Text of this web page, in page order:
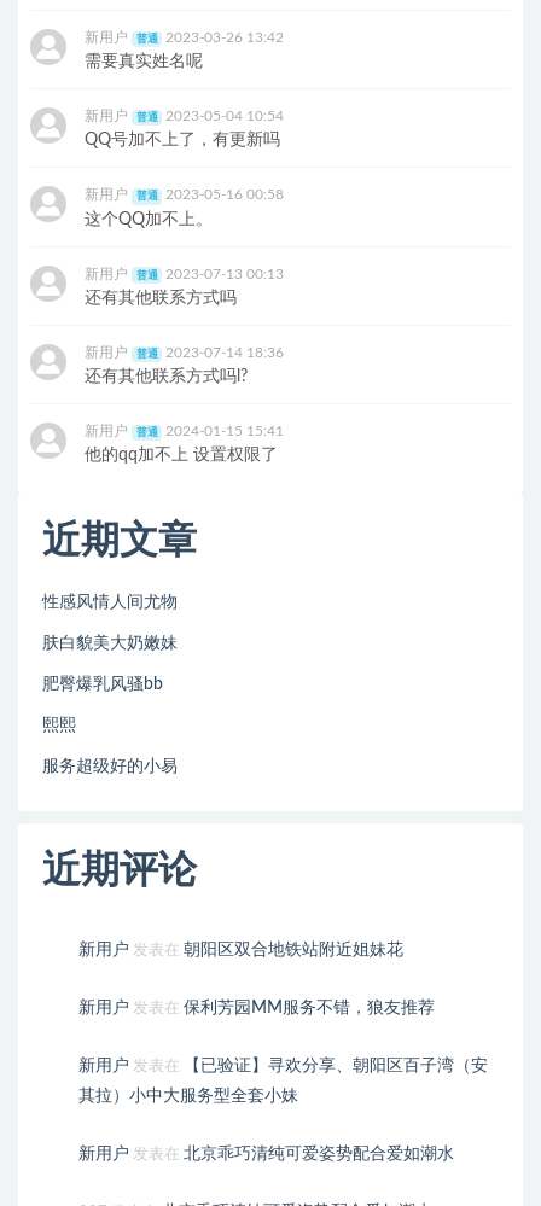
新用户 普通 2023-03-26 13:42
需要真实姓名呢
新用户 普通 2023-05-04 10:54
QQ号加不上了，有更新吗
新用户 普通 2023-05-16 00:58
这个QQ加不上。
新用户 普通 2023-07-13 00:13
还有其他联系方式吗
新用户 普通 2023-07-14 18:36
还有其他联系方式吗l?
新用户 普通 2024-01-15 15:41
他的qq加不上 设置权限了
近期文章
性感风情人间尤物
肤白貌美大奶嫩妹
肥臀爆乳风骚bb
熙熙
服务超级好的小易
近期评论
新用户 发表在 朝阳区双合地铁站附近姐妹花
新用户 发表在 保利芳园MM服务不错，狼友推荐
新用户 发表在
【已验证】寻欢分享、朝阳区百子湾（安
其拉）小中大服务型全套小妹
新用户 发表在 北京乖巧清纯可爱姿势配合爱如潮水